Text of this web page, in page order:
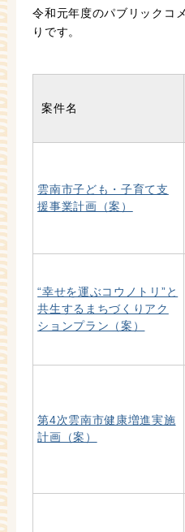
令和元年度のパブリックコ
りです。
案件名
雲南市子ども・子育て支
援事業計画（案）
“幸せを運ぶコウノトリ”と
共生するまちづくりアク
ションプラン（案）
第4次雲南市健康増進実施
計画（案）